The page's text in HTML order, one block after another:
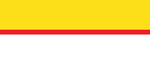
Áreas de Risco